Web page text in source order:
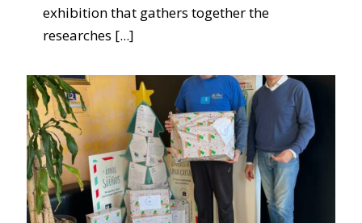
exhibition that gathers together the
researches [...]